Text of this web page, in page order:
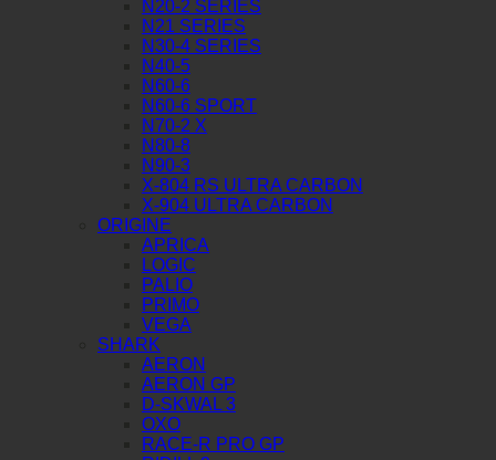
N20-2 SERIES
N21 SERIES
N30-4 SERIES
N40-5
N60-6
N60-6 SPORT
N70-2 X
N80-8
N90-3
X-804 RS ULTRA CARBON
X-904 ULTRA CARBON
ORIGINE
APRICA
LOGIC
PALIO
PRIMO
VEGA
SHARK
AERON
AERON GP
D-SKWAL 3
OXO
RACE-R PRO GP